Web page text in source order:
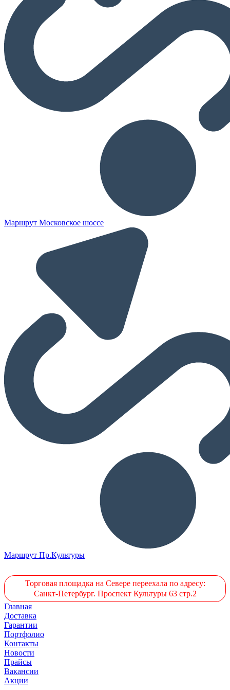
Маршрут Московское шоссе
Маршрут Пр.Культуры
Торговая площадка на Севере переехала по адресу:
Санкт-Петербург. Проспект Культуры 63 стр.2
Главная
Доставка
Гарантии
Портфолио
Контакты
Новости
Прайсы
Вакансии
Акции